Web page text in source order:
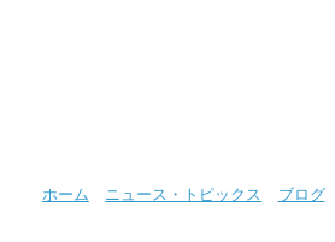
ホーム ニュース・トピックス ブログ